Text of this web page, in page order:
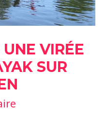
UNE VIRÉE
SUR